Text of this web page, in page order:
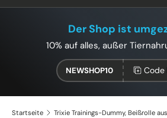
Der Shop ist
10% auf alles, außer
NEWSHOP10 Code
Startseite Trixie Trainings-Dummy, Beißrolle